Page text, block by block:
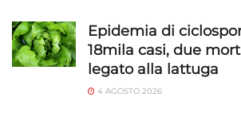
Epidemia di
18mila casi, due
legato alla lattuga
4 AGOSTO 2026